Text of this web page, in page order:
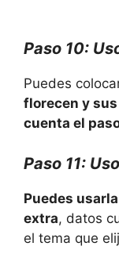
Paso 10:
Puedes
florecen y
cuenta el
Paso 11:
Puedes
extra, datos
el tema que